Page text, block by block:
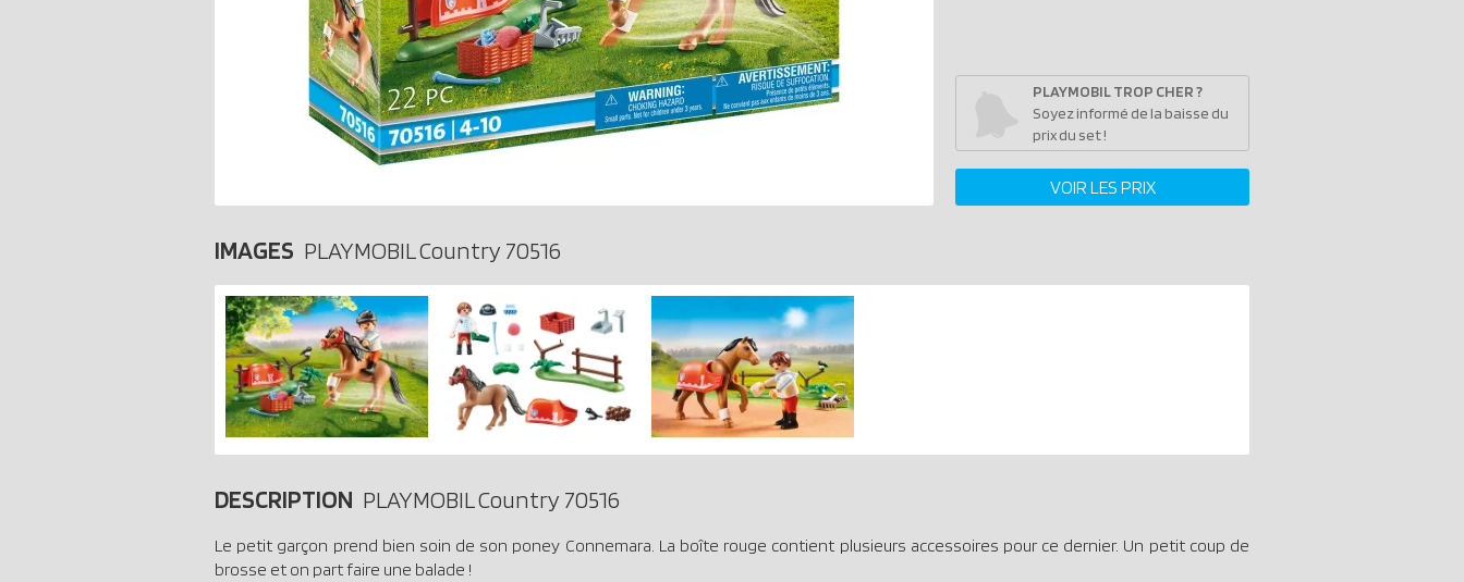
PLAYMOBIL TROP CHER ?
Soyez informé de la baisse du
prix du set !
VOIR LES PRIX
IMAGES PLAYMOBIL Country 70516
DESCRIPTION PLAYMOBIL Country 70516
Le petit garçon prend bien soin de son poney Connemara. La boîte rouge contient plusieurs accessoires pour ce dernier. Un petit coup de
brosse et on part faire une balade !